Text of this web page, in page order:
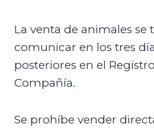
La venta de animales se
comunicar en los tres
posteriores en el
Compañía.
Se prohíbe vender